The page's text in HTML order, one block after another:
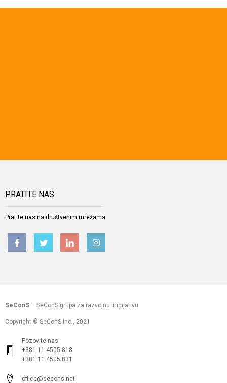
PRATITE NAS
Pratite nas na društvenim mrežama
SeConS – SeConS grupa za razvojnu inicijativu
Copyright © SeConS Inc., 2021
Pozovite nas
+381 11 4505 818
+381 11 4505 831
office@secons.net